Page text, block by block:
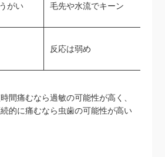
がい 毛先や水流でキーン
反応は弱め
間痛むなら過敏の可能性が高く、
的に痛むなら虫歯の可能性が高い